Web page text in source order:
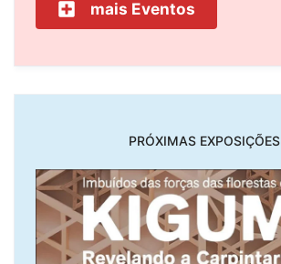
mais Eventos
PRÓXIMAS EXPOSIÇÕES